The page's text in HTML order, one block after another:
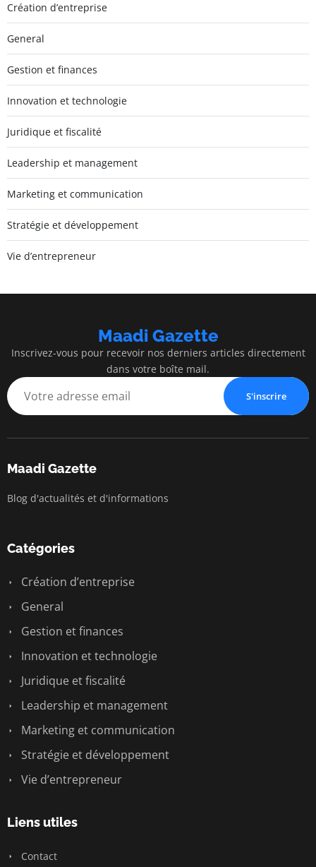
Création d’entreprise
General
Gestion et finances
Innovation et technologie
Juridique et fiscalité
Leadership et management
Marketing et communication
Stratégie et développement
Vie d’entrepreneur
Maadi Gazette
Inscrivez-vous pour recevoir nos derniers articles directement
dans votre boîte mail.
S'inscrire
Maadi Gazette
Blog d'actualités et d'informations
Catégories
Création d’entreprise
General
Gestion et finances
Innovation et technologie
Juridique et fiscalité
Leadership et management
Marketing et communication
Stratégie et développement
Vie d’entrepreneur
Liens utiles
Contact